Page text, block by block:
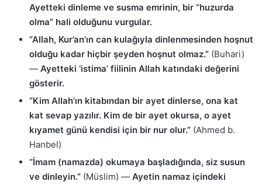
Ayetteki dinleme ve susma emrinin, bir “huzurda
olma” hali olduğunu vurgular.
“Allah, Kur’an’ın can kulağıyla dinlenmesinden hoşnut
olduğu kadar hiçbir şeyden hoşnut olmaz.” (Buhari)
— Ayetteki ‘istima’ fiilinin Allah katındaki değerini
gösterir.
“Kim Allah’ın kitabından bir ayet dinlerse, ona kat
kat sevap yazılır. Kim de bir ayet okursa, o ayet
kıyamet günü kendisi için bir nur olur.” (Ahmed b.
Hanbel)
“İmam (namazda) okumaya başladığında, siz susun
ve dinleyin.” (Müslim) — Ayetin namaz içindeki